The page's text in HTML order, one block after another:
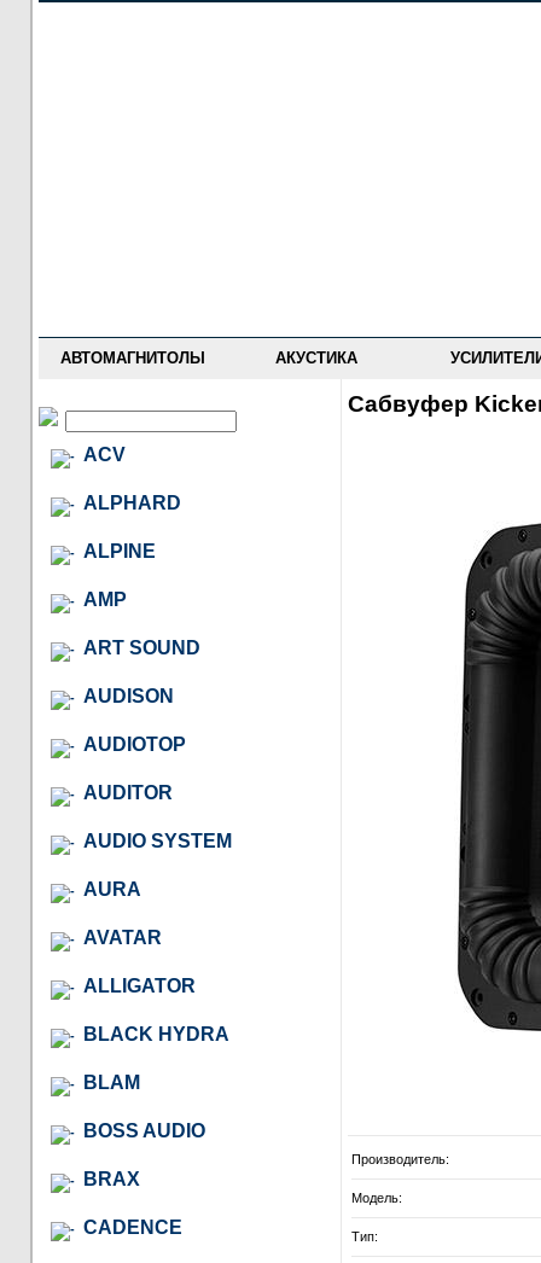
АВТОМАГНИТОЛЫ АКУСТИКА
ACV
ALPHARD
ALPINE
AMP
ART SOUND
AUDISON
AUDIOTOP
AUDITOR
AUDIO SYSTEM
AURA
AVATAR
ALLIGATOR
BLACK HYDRA
BLAM
BOSS AUDIO
BRAX
CADENCE
Сабвуфер
Производитель:
Модель:
Тип: